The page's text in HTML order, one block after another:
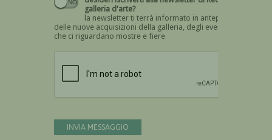
galleria d'arte?
la newsletter ti terrà informato in anteprima
delle nuove acquisizioni della galleria, degli eventi
che ci riguardano mostre e fiere
INVIA MESSAGGIO